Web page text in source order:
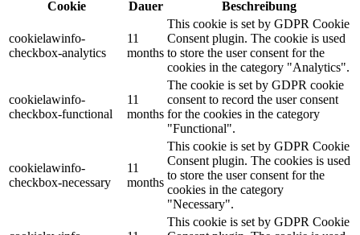
Cookie
Dauer Beschreibung
cookielawinfo-
checkbox-analytics
11
months
This cookie is set by GDPR Cookie
Consent plugin. The cookie is used
to store the user consent for the
cookies in the category "Analytics".
cookielawinfo-
checkbox-functional
11
months
The cookie is set by GDPR cookie
consent to record the user consent
for the cookies in the category
"Functional".
cookielawinfo-
checkbox-necessary
11
months
This cookie is set by GDPR Cookie
Consent plugin. The cookies is used
to store the user consent for the
cookies in the category
"Necessary".
This cookie is set by GDPR Cookie